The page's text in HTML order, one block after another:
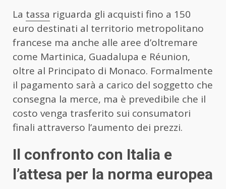
La tassa riguarda gli acquisti fino a 150
euro destinati al territorio metropolitano
francese ma anche alle aree d’oltremare
come Martinica, Guadalupa e Réunion,
oltre al Principato di Monaco. Formalmente
il pagamento sarà a carico del soggetto che
consegna la merce, ma è prevedibile che il
costo venga trasferito sui consumatori
finali attraverso l’aumento dei prezzi.
Il confronto con Italia e
l’attesa per la norma europea